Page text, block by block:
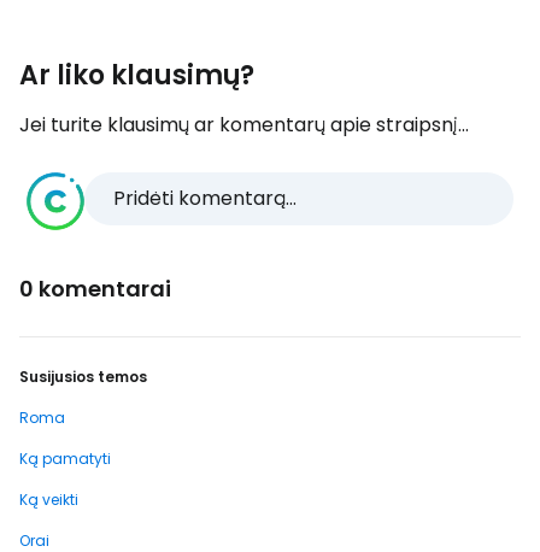
Ar liko klausimų?
Jei turite klausimų ar komentarų apie straipsnį...
Pridėti komentarą...
0 komentarai
Susijusios temos
Roma
Ką pamatyti
Ką veikti
Orai